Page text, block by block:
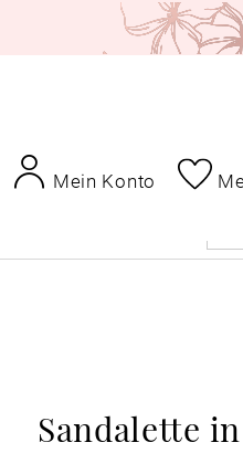
Mein Konto
Sandalette